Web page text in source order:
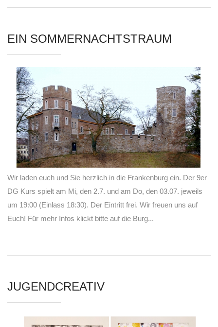
EIN SOMMERNACHTSTRAUM
Wir laden euch und Sie herzlich in die Frankenburg ein. Der 9er
DG Kurs spielt am Mi, den 2.7. und am Do, den 03.07. jeweils
um 19:00 (Einlass 18:30). Der Eintritt frei. Wir freuen uns auf
Euch! Für mehr Infos klickt bitte auf die Burg...
JUGENDCREATIV